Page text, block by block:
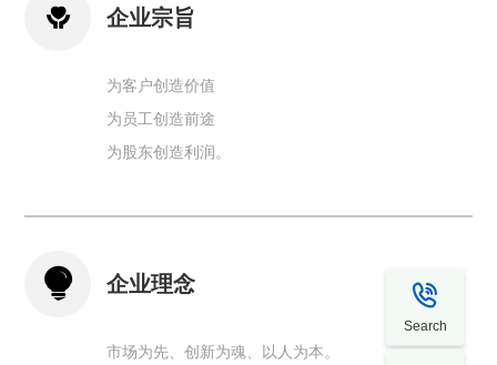
 企业宗旨
为客户创造价值
为员工创造前途
为股东创造利润。
 企业理念
市场为先、创新为魂、以人为本。

Search